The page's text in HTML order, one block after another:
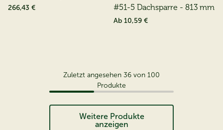
266,43 € #51-5 Dachsparre - 813 mm
Ab 10,59 €
Zuletzt angesehen 36 von 100
Produkte
Weitere Produkte
anzeigen